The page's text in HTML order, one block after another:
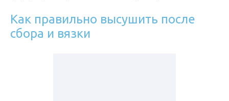
Как правильно высушить после
сбора и вязки